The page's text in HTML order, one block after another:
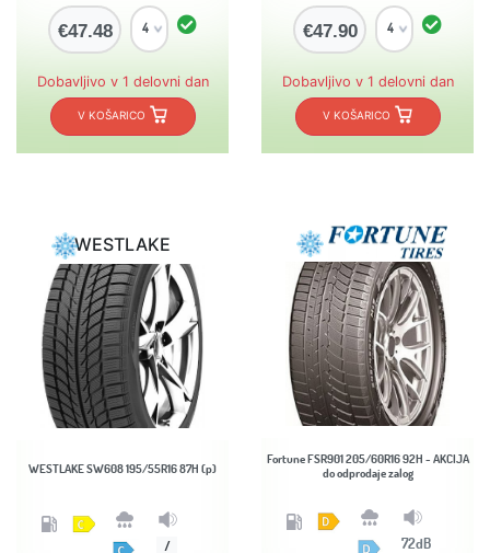
€47.48
Dobavljivo v 1 delovni dan
V KOŠARICO
€47.90
Dobavljivo v 1 delovni dan
V KOŠARICO
WESTLAKE
WESTLAKE SW608 195/55R16 87H (p)
/
Fortune FSR901 205/60R16 92H - AKCIJA
do odprodaje zalog
72dB